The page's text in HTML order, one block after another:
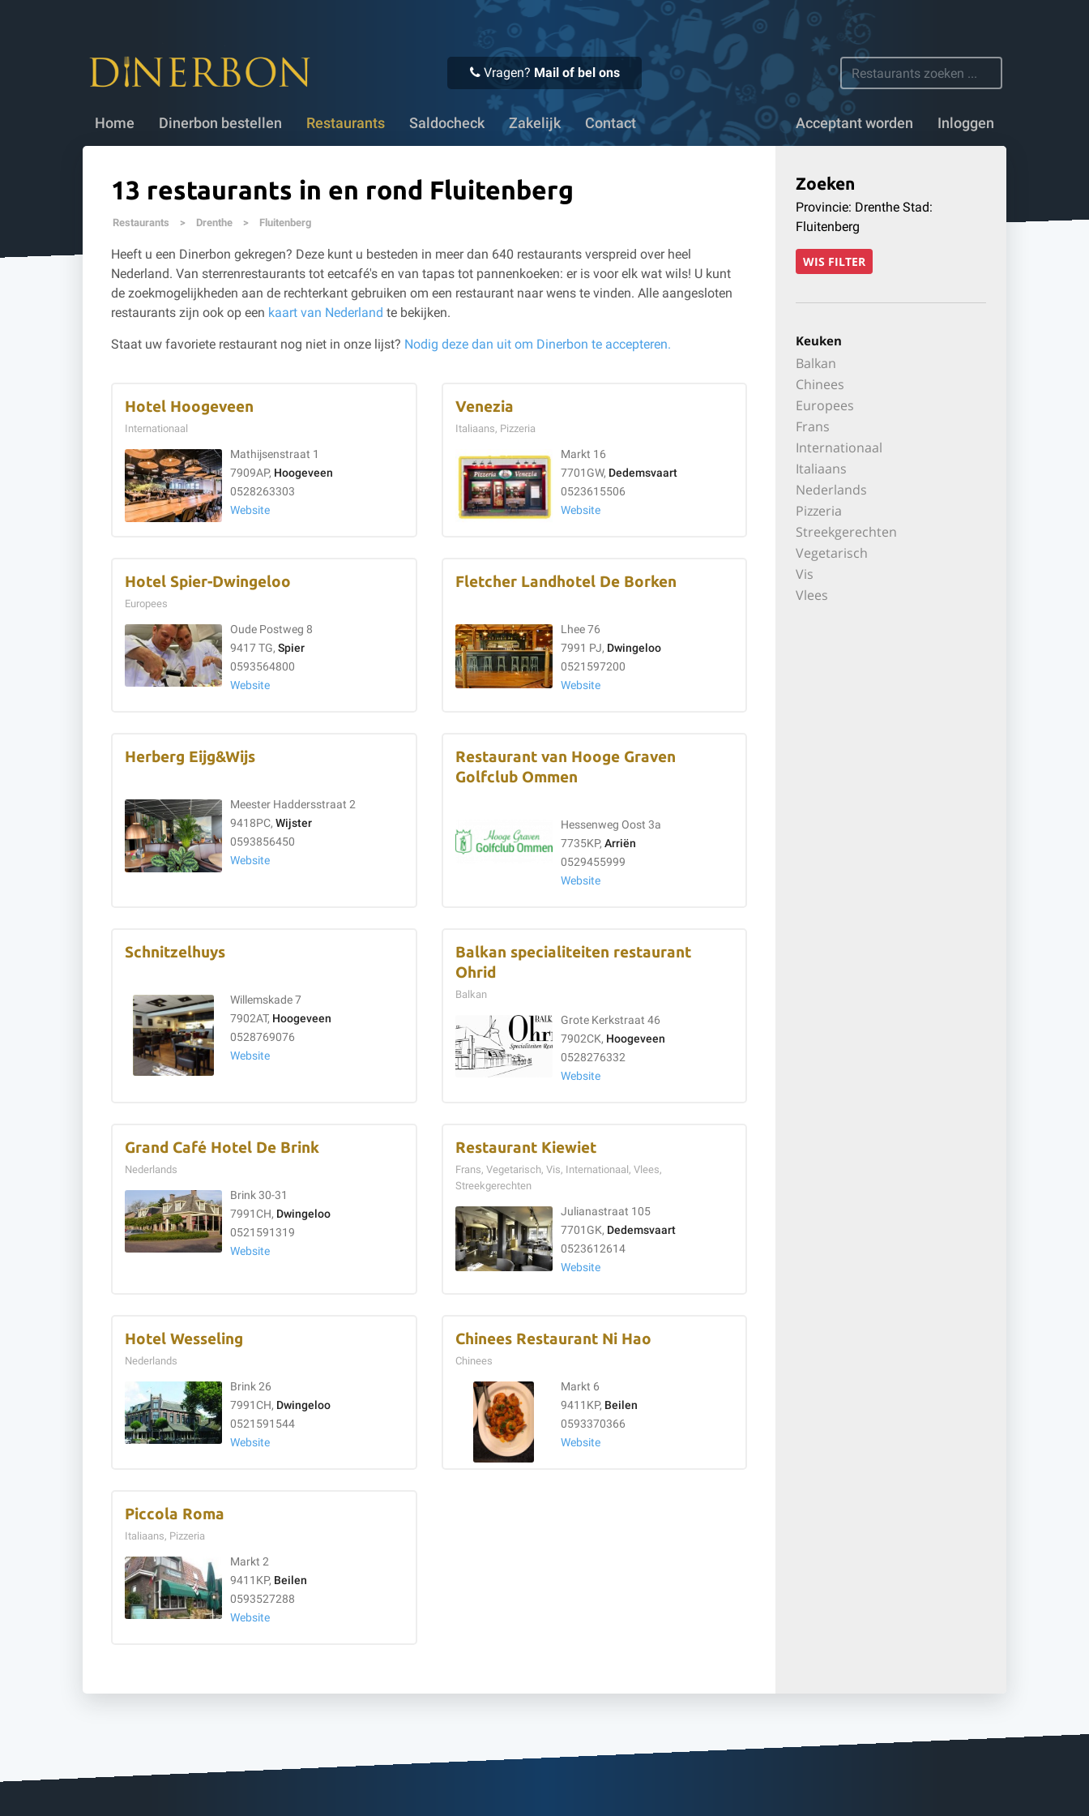
Vragen? Mail of bel ons
Home Dinerbon bestellen Restaurants Saldocheck Zakelijk Contact Acceptant worden Inloggen
✔ Bedrijven kunnen eenvoudig op factuur bestellen ✔ Meer dan 1100 restaurants
13 restaurants in en rond Fluitenberg
Restaurants > Drenthe > Fluitenberg
Heeft u een Dinerbon gekregen? Deze kunt u besteden in meer dan 640 restaurants verspreid over heel
Nederland. Van sterrenrestaurants tot eetcafé's en van tapas tot pannenkoeken: er is voor elk wat wils! U kunt
de zoekmogelijkheden aan de rechterkant gebruiken om een restaurant naar wens te vinden. Alle aangesloten
restaurants zijn ook op een kaart van Nederland te bekijken.
Staat uw favoriete restaurant nog niet in onze lijst? Nodig deze dan uit om Dinerbon te accepteren.
Hotel Hoogeveen
Internationaal
Mathijsenstraat 1
7909AP, Hoogeveen
0528263303
Website
Venezia
Italiaans, Pizzeria
Markt 16
7701GW, Dedemsvaart
0523615506
Website
Hotel Spier-Dwingeloo
Europees
Oude Postweg 8
9417 TG, Spier
0593564800
Website
Fletcher Landhotel De Borken
Lhee 76
7991 PJ, Dwingeloo
0521597200
Website
Herberg Eijg&Wijs
Meester Haddersstraat 2
9418PC, Wijster
0593856450
Website
Restaurant van Hooge Graven
Golfclub Ommen
Hessenweg Oost 3a
7735KP, Arriën
0529455999
Website
Schnitzelhuys
Willemskade 7
7902AT, Hoogeveen
0528769076
Website
Balkan specialiteiten restaurant
Ohrid
Balkan
Grote Kerkstraat 46
7902CK, Hoogeveen
0528276332
Website
Grand Café Hotel De Brink
Nederlands
Brink 30-31
7991CH, Dwingeloo
0521591319
Website
Restaurant Kiewiet
Frans, Vegetarisch, Vis, Internationaal, Vlees,
Streekgerechten
Julianastraat 105
7701GK, Dedemsvaart
0523612614
Website
Hotel Wesseling
Nederlands
Brink 26
7991CH, Dwingeloo
0521591544
Website
Chinees Restaurant Ni Hao
Chinees
Markt 6
9411KP, Beilen
0593370366
Website
Piccola Roma
Italiaans, Pizzeria
Markt 2
9411KP, Beilen
0593527288
Website
Zoeken
Provincie: Drenthe Stad:
Fluitenberg
WIS FILTER
Keuken
Balkan
Chinees
Europees
Frans
Internationaal
Italiaans
Nederlands
Pizzeria
Streekgerechten
Vegetarisch
Vis
Vlees